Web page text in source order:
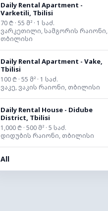
Daily Rental Apartment -
Varketili, Tbilisi
70 ₾ · 55 მ² · 1 საძ.
ვარკეთილი, სამგორის რაიონი,
თბილისი
Daily Rental Apartment - Vake,
Tbilisi
100 ₾ · 55 მ² · 1 საძ.
ვაკე, ვაკის რაიონი, თბილისი
Daily Rental House - Didube
District, Tbilisi
1,000 ₾ · 500 მ² · 5 საძ.
დიდუბის რაიონი, თბილისი
All